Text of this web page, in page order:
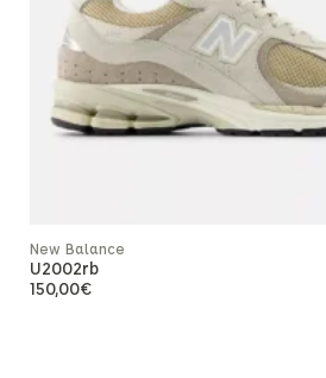
New Balance
U2002rb
150,00€